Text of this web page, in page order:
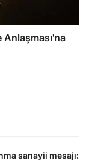
sanayii mesajı: